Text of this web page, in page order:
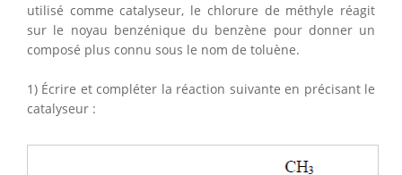
utilisé comme catalyseur, le chlorure de méthyle réagit
sur le noyau benzénique du benzène pour donner un
composé plus connu sous le nom de toluène.
1) Écrire et compléter la réaction suivante en précisant le
catalyseur :